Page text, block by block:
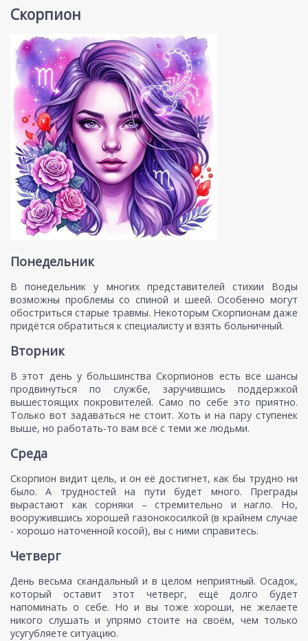
Скорпион
Понедельник
В понедельник у многих представителей стихии Воды
возможны проблемы со спиной и шеей. Особенно могут
обостриться старые травмы. Некоторым Скорпионам даже
придётся обратиться к специалисту и взять больничный.
Вторник
В этот день у большинства Скорпионов есть все шансы
продвинуться по службе, заручившись поддержкой
вышестоящих покровителей. Само по себе это приятно.
Только вот задаваться не стоит. Хоть и на пару ступенек
выше, но работать-то вам всё с теми же людьми.
Среда
Скорпион видит цель, и он её достигнет, как бы трудно ни
было. А трудностей на пути будет много. Преграды
вырастают как сорняки – стремительно и нагло. Но,
вооружившись хорошей газонокосилкой (в крайнем случае
- хорошо наточенной косой), вы с ними справитесь.
Четверг
День весьма скандальный и в целом неприятный. Осадок,
который оставит этот четверг, ещё долго будет
напоминать о себе. Но и вы тоже хороши, не желаете
никого слушать и упрямо стоите на своём, чем только
усугубляете ситуацию.